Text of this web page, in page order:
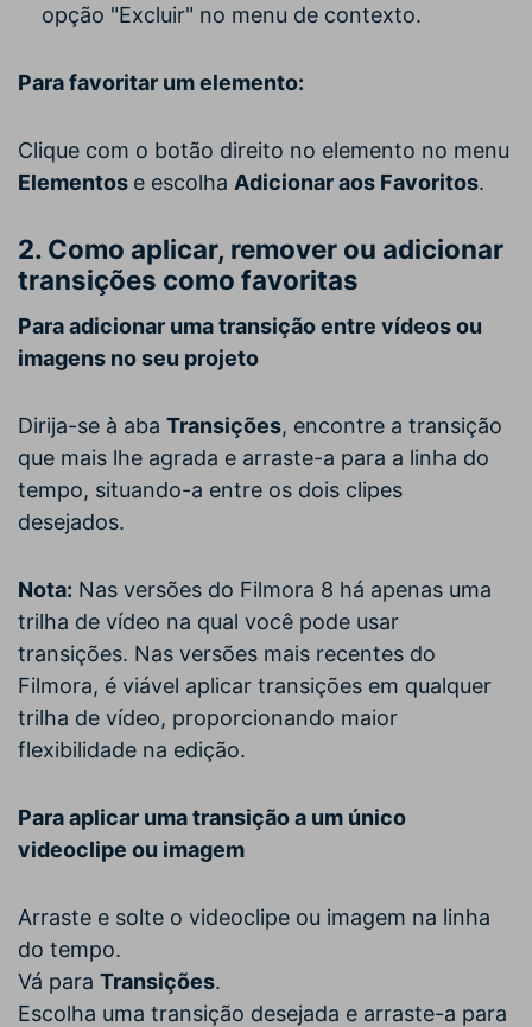
opção "Excluir" no menu de contexto.
Para favoritar um elemento:
Clique com o botão direito no elemento no menu
Elementos e escolha Adicionar aos Favoritos.
2. Como aplicar, remover ou adicionar
transições como favoritas
Para adicionar uma transição entre vídeos ou
imagens no seu projeto
Dirija-se à aba Transições, encontre a transição
que mais lhe agrada e arraste-a para a linha do
tempo, situando-a entre os dois clipes
desejados.
Nota: Nas versões do Filmora 8 há apenas uma
trilha de vídeo na qual você pode usar
transições. Nas versões mais recentes do
Filmora, é viável aplicar transições em qualquer
trilha de vídeo, proporcionando maior
flexibilidade na edição.
Para aplicar uma transição a um único
videoclipe ou imagem
Arraste e solte o videoclipe ou imagem na linha
do tempo.
Vá para Transições.
Escolha uma transição desejada e arraste-a para